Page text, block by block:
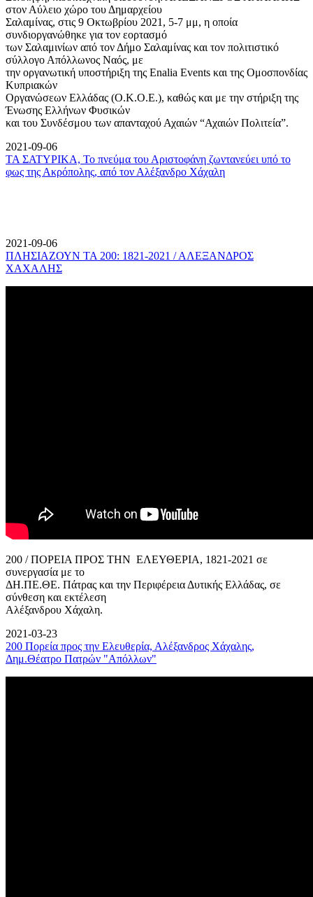
στον Αύλειο χώρο του Δημαρχείου
Σαλαμίνας, στις 9 Οκτωβρίου 2021, 5-7 μμ, η οποία
συνδιοργανώθηκε για τον εορτασμό
των Σαλαμινίων από τον Δήμο Σαλαμίνας και τον πολιτιστικό
σύλλογο Απόλλωνος Ναός, με
την οργανωτική υποστήριξη της Enalia Events και της Ομοσπονδίας
Κυπριακών
Οργανώσεων Ελλάδας (Ο.Κ.Ο.Ε.), καθώς και με την στήριξη της
Ένωσης Ελλήνων Φυσικών
και του Συνδέσμου των απανταχού Αχαιών “Αχαιών Πολιτεία”.
2021-09-06
ΤΑ ΣΑΤΥΡΙΚΑ, Το πνεύμα του Αριστοφάνη ζωντανεύει υπό το
φως της Ακρόπολης, από τον Αλέξανδρο Χάχαλη
2021-09-06
ΠΛΗΣΙΑΖΟΥΝ ΤΑ 200: 1821-2021 / ΑΛΕΞΑΝΔΡΟΣ
ΧΑΧΑΛΗΣ
200 / ΠΟΡΕΙΑ ΠΡΟΣ ΤΗΝ ΕΛΕΥΘΕΡΙΑ, 1821-2021 σε
συνεργασία με το
ΔΗ.ΠΕ.ΘΕ. Πάτρας και την Περιφέρεια Δυτικής Ελλάδας, σε
σύνθεση και εκτέλεση
Αλέξανδρου Χάχαλη.
2021-03-23
200 Πορεία προς την Ελευθερία, Αλέξανδρος Χάχαλης,
Δημ.Θέατρο Πατρών "Απόλλων"